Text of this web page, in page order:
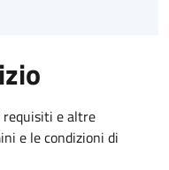
requisiti e altre
e le condizioni di